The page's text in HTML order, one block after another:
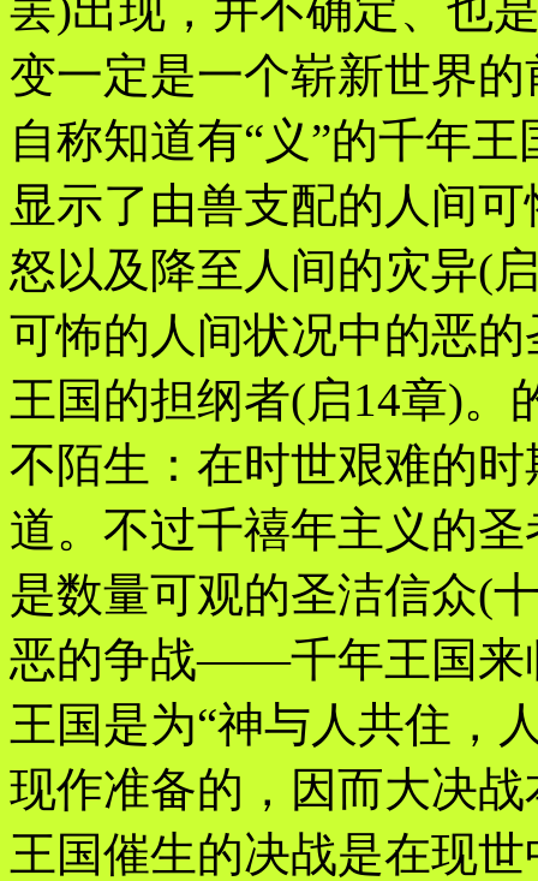
变一定是一个崭新世界
自称知道有“义”的千年
显示了由兽支配的人间
怒以及降至人间的灾异(
可怖的人间状况中的恶
王国的担纲者(启14章)。
不陌生：在时世艰难的
道。不过千禧年主义的
是数量可观的圣洁信众(
恶的争战——千年王国来
王国是为“神与人共住，
现作准备的，因而大决
王国催生的决战是在现